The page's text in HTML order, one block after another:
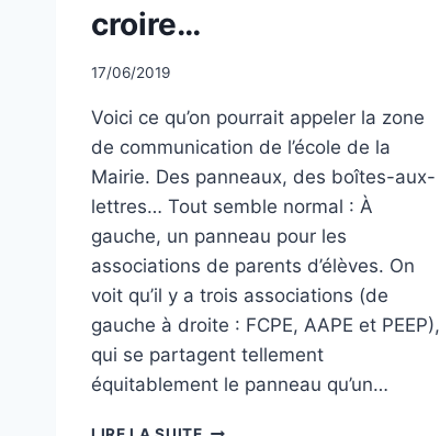
croire…
Par
17/06/2019
Voici ce qu’on pourrait appeler la zone
de communication de l’école de la
Mairie. Des panneaux, des boîtes-aux-
lettres… Tout semble normal : À
gauche, un panneau pour les
associations de parents d’élèves. On
voit qu’il y a trois associations (de
gauche à droite : FCPE, AAPE et PEEP),
qui se partagent tellement
équitablement le panneau qu’un…
IL